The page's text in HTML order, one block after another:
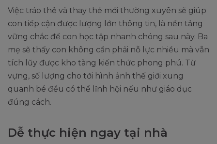
Việc tráo thẻ và thay thẻ mới thường xuyên sẽ giúp
con tiếp cận được lượng lớn thông tin, là nền tảng
vững chắc để con học tập nhanh chóng sau này. Ba
mẹ sẽ thấy con không cần phải nỗ lực nhiều mà vẫn
tích lũy được kho tàng kiến thức phong phú. Từ
vựng, số lượng cho tới hình ảnh thế giới xung
quanh bé đều có thể lĩnh hội nếu như giáo dục
đúng cách.
Dễ thực hiện ngay tại nhà